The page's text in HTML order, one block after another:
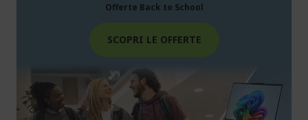
Offerte Back to School
SCOPRI LE OFFERTE